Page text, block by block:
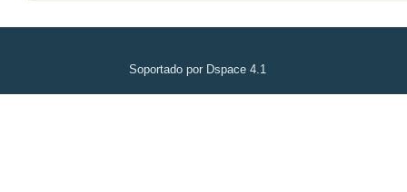
Soportado por Dspace 4.1